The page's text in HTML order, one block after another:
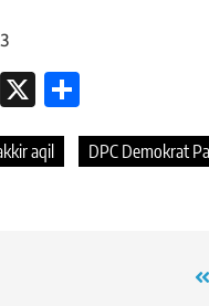
Telegram
X
aqil DPC Demokrat